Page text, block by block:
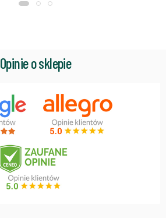
Opinie o sklepie